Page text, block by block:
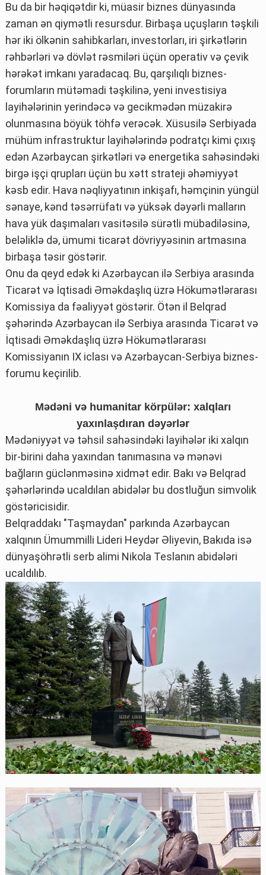
Bu da bir həqiqətdir ki, müasir biznes dünyasında
zaman ən qiymətli resursdur. Birbaşa uçuşların təşkili
hər iki ölkənin sahibkarları, investorları, iri şirkətlərin
rəhbərləri və dövlət rəsmiləri üçün operativ və çevik
hərəkət imkanı yaradacaq. Bu, qarşılıqlı biznes-
forumların mütəmadi təşkilinə, yeni investisiya
layihələrinin yerindəcə və gecikmədən müzakirə
olunmasına böyük töhfə verəcək. Xüsusilə Serbiyada
mühüm infrastruktur layihələrində podratçı kimi çıxış
edən Azərbaycan şirkətləri və energetika sahəsindəki
birgə işçi qrupları üçün bu xətt strateji əhəmiyyət
kəsb edir. Hava nəqliyyatının inkişafı, həmçinin yüngül
sənaye, kənd təsərrüfatı və yüksək dəyərli malların
hava yük daşımaları vasitəsilə sürətli mübadiləsinə,
beləliklə də, ümumi ticarət dövriyyəsinin artmasına
birbaşa təsir göstərir.
Onu da qeyd edək ki Azərbaycan ilə Serbiya arasında
Ticarət və İqtisadi Əməkdaşlıq üzrə Hökumətlərarası
Komissiya da fəaliyyət göstərir. Ötən il Belqrad
şəhərində Azərbaycan ilə Serbiya arasında Ticarət və
İqtisadi Əməkdaşlıq üzrə Hökumətlərarası
Komissiyanın IX iclası və Azərbaycan-Serbiya biznes-
forumu keçirilib.
Mədəni və humanitar körpülər: xalqları
yaxınlaşdıran dəyərlər
Mədəniyyət və təhsil sahəsindəki layihələr iki xalqın
bir-birini daha yaxından tanımasına və mənəvi
bağların güclənməsinə xidmət edir. Bakı və Belqrad
şəhərlərində ucaldılan abidələr bu dostluğun simvolik
göstəricisidir.
Belqraddakı "Taşmaydan" parkında Azərbaycan
xalqının Ümummilli Lideri Heydər Əliyevin, Bakıda isə
dünyaşöhrətli serb alimi Nikola Teslanın abidələri
ucaldılıb.